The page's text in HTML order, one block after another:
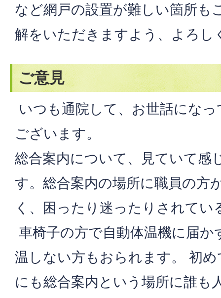
など網戸の設置が難しい箇所も
解をいただきますよう、よろし
ご意見
いつも通院して、お世話にな
ございます。
総合案内について、見ていて感
す。総合案内の場所に職員の方
く、困ったり迷ったりされてい
車椅子の方で自動体温機に届
温しない方もおられます。 初
にも総合案内という場所に誰も